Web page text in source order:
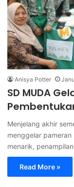
Anisya Potter
SD MUDA
Menjelang akhir
menggelar
menarik,
Read More »